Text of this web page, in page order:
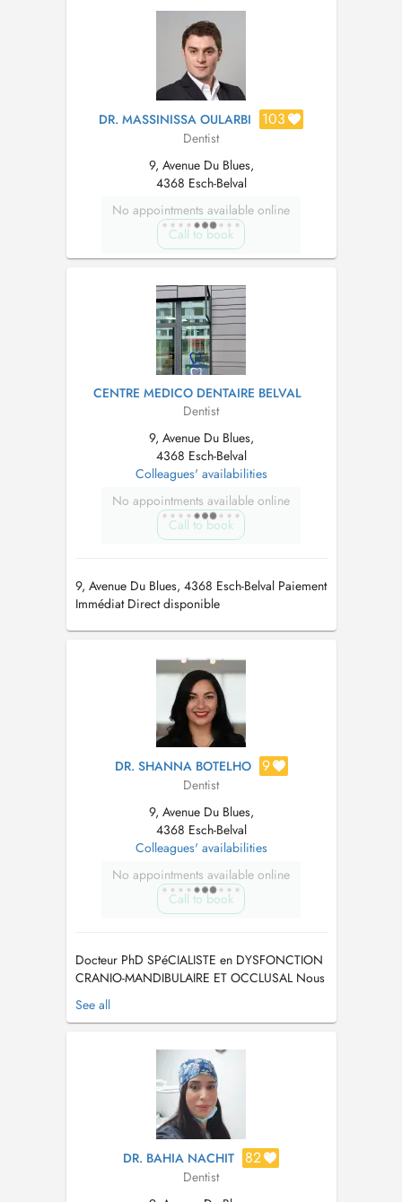
DR. MASSINISSA OULARBI 103
Dentist
9, Avenue Du Blues,
4368 Esch-Belval
No appointments available online
Call to book
CENTRE MEDICO DENTAIRE BELVAL
Dentist
9, Avenue Du Blues,
4368 Esch-Belval
Colleagues' availabilities
No appointments available online
Call to book
9, Avenue Du Blues, 4368 Esch-Belval Paiement
Immédiat Direct disponible
DR. SHANNA BOTELHO 9
Dentist
9, Avenue Du Blues,
4368 Esch-Belval
Colleagues' availabilities
No appointments available online
Call to book
Docteur PhD SPéCIALISTE en DYSFONCTION
CRANIO-MANDIBULAIRE ET OCCLUSAL Nous
vous informons que nous avons mis en place le
PID / Tiers Payant Dorénavant vous ne payerez
FRANçAIS: Exercice consacré à l'orthodontie
et Orthoposturodontie de l'enfant ...
See all
DR. BAHIA NACHIT 82
Dentist